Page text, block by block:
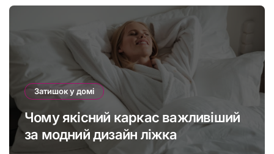
Затишок у домі
Чому якісний каркас важливіший
за модний дизайн ліжка